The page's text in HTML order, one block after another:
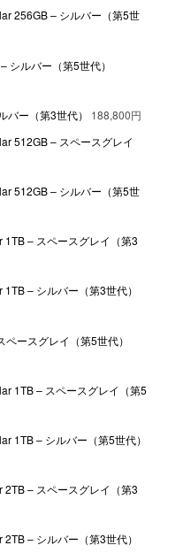
256GB – シルバー（第5世
シルバー（第5世代）
バー（第3世代）
188,800円
512GB – スペースグレイ
512GB – シルバー（第5世
– スペースグレイ（第3
– シルバー（第3世代）
ースグレイ（第5世代）
1TB – スペースグレイ（第5
1TB – シルバー（第5世代）
– スペースグレイ（第3
– シルバー（第3世代）